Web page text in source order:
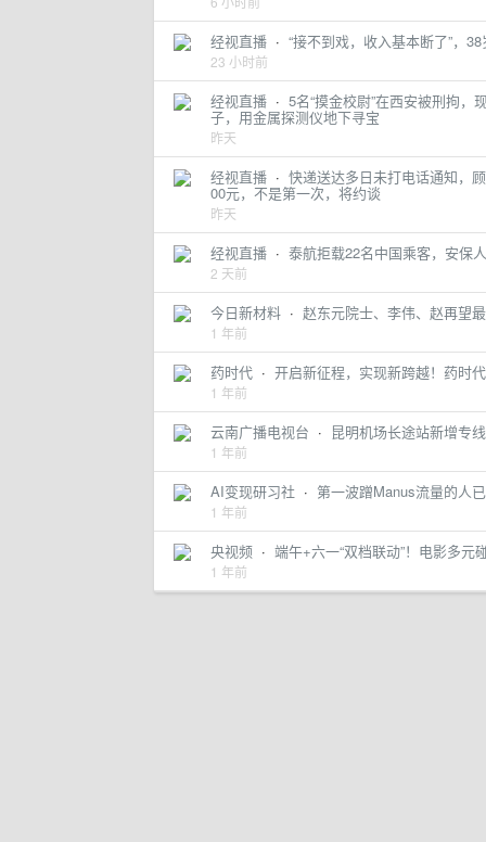
经视直播 · “接不到戏，收入基本断了”，
23 小时前
经视直播 · 5名“摸金校尉”在西安被刑拘
子，用金属探测仪地下寻宝
昨天
经视直播 · 快递送达多日未打电话通知，
00元，不是第一次，将约谈
昨天
经视直播 · 泰航拒载22名中国乘客，安保
2 天前
今日新材料 · 赵东元院士、李伟、赵再望
1 年前
药时代 · 开启新征程，实现新跨越！药时
1 年前
云南广播电视台 · 昆明机场长途站新增专
1 年前
AI变现研习社 · 第一波蹭Manus流量的人
1 年前
央视频 · 端午+六一“双档联动”！电影多
1 年前